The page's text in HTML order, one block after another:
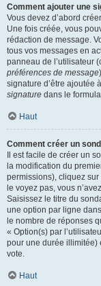
Comment ajouter une
Vous devez d’abord
Une fois créée, vous
rédaction de message.
tous vos messages en
panneau de l’utilisateur
préférences de message
signature d’être ajoutée
signature dans le
Haut
Comment créer un
Il est facile de créer un
la modification du
permissions), cliquez sur
le voyez pas, vous
Saisissez le titre du
une option par ligne
le nombre de réponses
« Option(s) par
pour une durée illimitée)
vote.
Haut